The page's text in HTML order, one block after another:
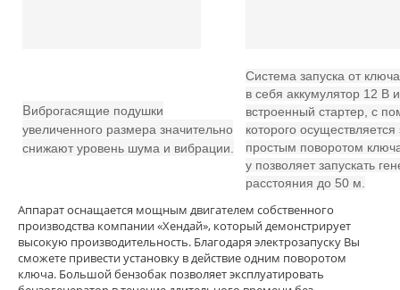
Виброгасящие подушки
увеличенного размера значительно
снижают уровень шума и вибрации.
Система запуска от
в себя аккумулятор 12 В и
встроенный стартер, с
которого осуществляется
простым поворотом
у позволяет запускать
расстояния до 50 м.
Аппарат оснащается мощным двигателем собственного
производства компании «Хендай», который демонстрирует
высокую производительность. Благодаря электрозапуску Вы
сможете привести установку в действие одним поворотом
ключа. Большой бензобак позволяет эксплуатировать